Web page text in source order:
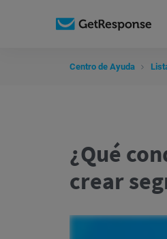
Centro de Ayuda
¿Qué
crear